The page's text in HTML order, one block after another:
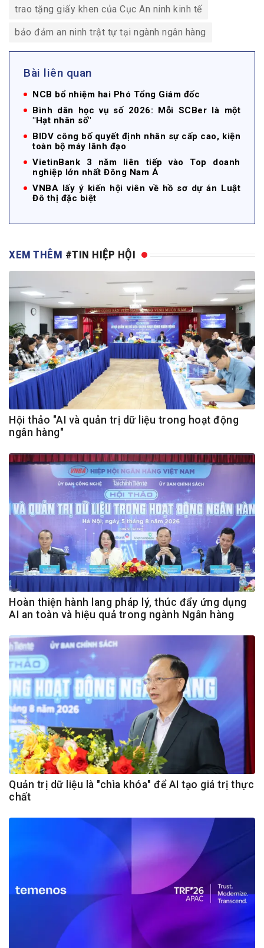
trao tặng giấy khen của Cục An ninh kinh tế
bảo đảm an ninh trật tự tại ngành ngân hàng
Bài liên quan
NCB bổ nhiệm hai Phó Tổng Giám đốc
Bình dân học vụ số 2026: Mỗi SCBer là một
"Hạt nhân số"
BIDV công bố quyết định nhân sự cấp cao, kiện
toàn bộ máy lãnh đạo
VietinBank 3 năm liên tiếp vào Top doanh
nghiệp lớn nhất Đông Nam Á
VNBA lấy ý kiến hội viên về hồ sơ dự án Luật
Đô thị đặc biệt
XEM THÊM #TIN HIỆP HỘI
Hội thảo "AI và quản trị dữ liệu trong hoạt động
ngân hàng"
Hoàn thiện hành lang pháp lý, thúc đẩy ứng dụng
AI an toàn và hiệu quả trong ngành Ngân hàng
Quản trị dữ liệu là "chìa khóa" để AI tạo giá trị thực
chất